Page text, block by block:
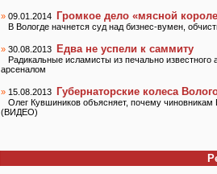
» 09.01.2014 Громкое дело «мясной
В Вологде начнется суд над бизнес-вумен,
» 30.08.2013 Едва не успели к саммиту
Радикальные исламисты из печально
арсеналом
» 15.08.2013 Губернаторские колеса
Олег Кувшиников объясняет, почему
(ВИДЕО)